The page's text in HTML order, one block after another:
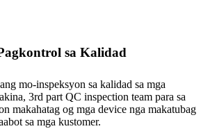
sa Kalidad
mo-inspeksyon sa kalidad sa mga
3rd part QC inspection team para sa
makahatag og mga device nga makatubag
sa mga kustomer.